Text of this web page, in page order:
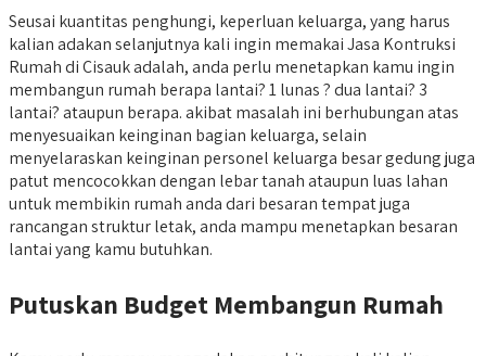
Seusai kuantitas penghungi, keperluan keluarga, yang harus
kalian adakan selanjutnya kali ingin memakai Jasa Kontruksi
Rumah di Cisauk adalah, anda perlu menetapkan kamu ingin
membangun rumah berapa lantai? 1 lunas ? dua lantai? 3
lantai? ataupun berapa. akibat masalah ini berhubungan atas
menyesuaikan keinginan bagian keluarga, selain
menyelaraskan keinginan personel keluarga besar gedung juga
patut mencocokkan dengan lebar tanah ataupun luas lahan
untuk membikin rumah anda dari besaran tempat juga
rancangan struktur letak, anda mampu menetapkan besaran
lantai yang kamu butuhkan.
Putuskan Budget Membangun Rumah